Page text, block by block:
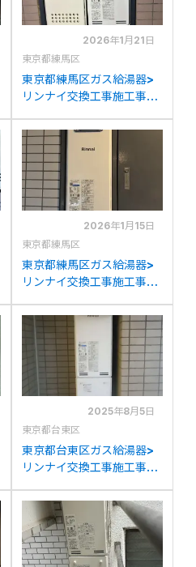
2026年1月21日
東京都練馬区
東京都練馬区ガス給湯器>
リンナイ交換工事施工事
1633(S)AWXからリンナイ
RUF-SA2005SAW(A)へ
の交換
2026年1月15日
東京都練馬区
東京都練馬区ガス給湯器>
リンナイ交換工事施工事
2053SAWXからリンナイ
RUF-SA2005SAW(A)へ
の交換
2025年8月5日
東京都台東区
東京都台東区ガス給湯器>
リンナイ交換工事施工事
からリンナイRUF-
SA2005SAW(A)への交換